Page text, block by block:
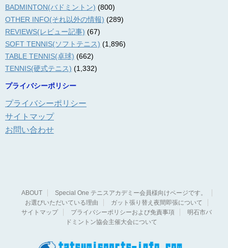
BADMINTON(バドミントン) (800)
OTHER INFO(それ以外の情報) (289)
REVIEWS(レビュー記事) (67)
SOFT TENNIS(ソフトテニス) (1,896)
TABLE TENNIS(卓球) (662)
TENNIS(硬式テニス) (1,332)
プライバシーポリシー
プライバシーポリシー
サイトマップ
お問い合わせ
ABOUT
Special One テニスアカデミー会員様向けページです。
お選びいただいている理由
ガット張り替え夜間即張について
サイトマップ
プライバシーポリシーおよび免責事項
明石市バ
ドミントン協会主催大会について